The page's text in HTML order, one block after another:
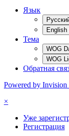
Язык
English
Тема
WOG
WOG
Обратная
Powered by
×
Уже
Регистрация